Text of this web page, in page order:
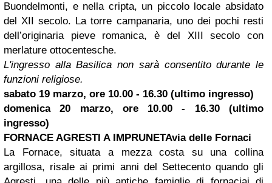
Buondelmonti, e nella cripta, un piccolo locale absidato
del XII secolo. La torre campanaria, uno dei pochi resti
dell’originaria pieve romanica, è del XIII secolo con
merlature ottocentesche.
L'ingresso alla Basilica non sarà consentito durante le
funzioni religiose.
sabato 19 marzo, ore 10.00 - 16.30 (ultimo ingresso)
domenica 20 marzo, ore 10.00 - 16.30 (ultimo
ingresso)
FORNACE AGRESTI A IMPRUNETAvia delle Fornaci
La Fornace, situata a mezza costa su una collina
argillosa, risale ai primi anni del Settecento quando gli